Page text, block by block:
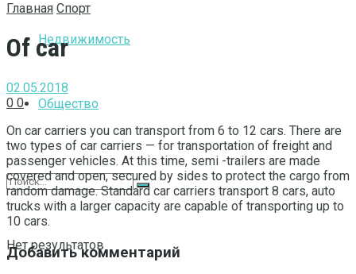
Недвижимость
Общество
Нет результатов
Главная Спорт
Of car
02.05.2018
0 0
On car carriers you can transport from 6 to 12 cars. There are
two types of car carriers — for transportation of freight and
passenger vehicles. At this time, semi -trailers are made
covered and open, secured by sides to protect the cargo from
random damage. Standard car carriers transport 8 cars, auto
trucks with a larger capacity are capable of transporting up to
10 cars.
Добавить комментарий